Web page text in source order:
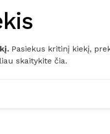
Pasiekus kritinį kiekį,
skaitykite čia.